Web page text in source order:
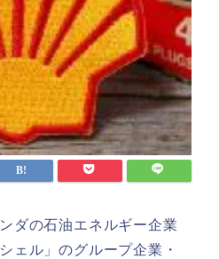
ダの石油エネルギー企業
ェル」のグループ企業・